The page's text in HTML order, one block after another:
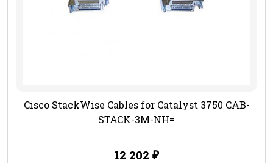
Cisco StackWise Cables for Catalyst 3750 CAB-
STACK-3M-NH=
12 202 ₽